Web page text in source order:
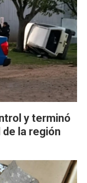
y terminó
la región